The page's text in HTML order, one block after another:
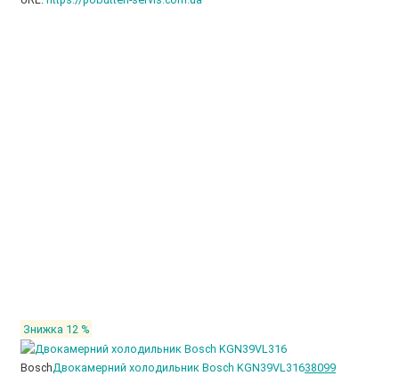
Знижка 12 %
BoschДвокамерний холодильник Bosch KGN39VL31638099